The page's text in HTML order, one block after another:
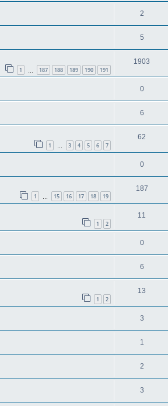
2
5
1 187 188 189 190 191
1903
0
6
1 … 3 4 5 6 7
62
0
1 15 16 17 18 19
187
1 2
11
0
6
1 2
13
3
1
2
3